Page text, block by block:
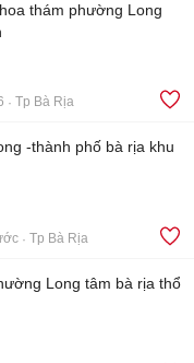
thám phường Long
Tp Bà Rịa
-thành phố bà rịa khu
Tp Bà Rịa
Long tâm bà rịa thổ